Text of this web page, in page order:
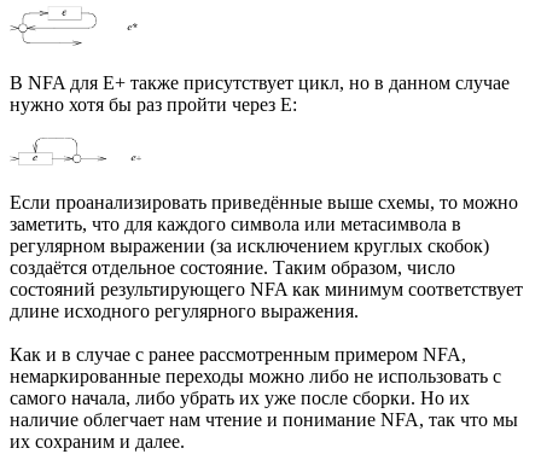
В NFA для E+ также присутствует цикл, но в данном случае
нужно хотя бы раз пройти через E:
Если проанализировать приведённые выше схемы, то можно
заметить, что для каждого символа или метасимвола в
регулярном выражении (за исключением круглых скобок)
создаётся отдельное состояние. Таким образом, число
состояний результирующего NFA как минимум соответствует
длине исходного регулярного выражения.
Как и в случае с ранее рассмотренным примером NFA,
немаркированные переходы можно либо не использовать с
самого начала, либо убрать их уже после сборки. Но их
наличие облегчает нам чтение и понимание NFA, так что мы
их сохраним и далее.